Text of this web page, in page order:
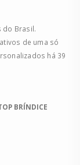
do Brasil.
de uma só
há 39
BRÍNDICE